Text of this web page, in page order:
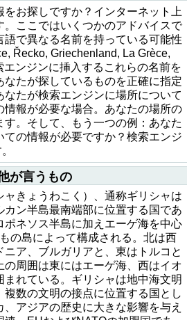
をお探しですか？インターネット上
。ここではいくつかのアドバイスで
で異なる名前を持っている可能性
Řecko, Griechenland, La Grèce,
ンジンに挿入するこれらの名前を
たが探しているものを正確に指定
たが検索エンジンに場所について
情報が必要な場合。あなたの場所の
。そして、もう一つの例：あなた
ての情報が必要ですか？検索エンジ
が言うもの
ャきょうわこく）、通称ギリシャは
カン半島最南端部に位置する国であ
ポネソス半島に加えエーゲ海を中心
の島によって構成される。北は西
ア、ブルガリアと、東はトルコと
の周囲は東にはエーゲ海、西はイオ
まれている。ギリシャは地中海文明
数の文明の接点に位置する国とし
アジアの歴史に大きな影響を与え